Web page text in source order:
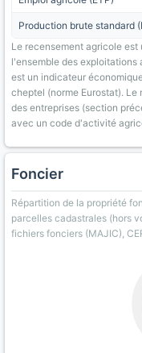
Production brute standard
Le recensement agricole
l'ensemble des exploitations
est un indicateur
cheptel (norme Eurostat).
des entreprises (section
avec un code d'activité
Foncier
Répartition de la propriété
parcelles cadastrales (hors
fichiers fonciers (MAJIC),